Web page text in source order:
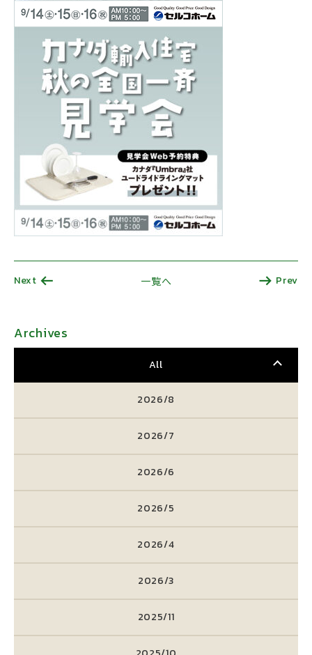
Next 一覧へ Prev
Archives
All
2026/8
2026/7
2026/6
2026/5
2026/4
2026/3
2025/11